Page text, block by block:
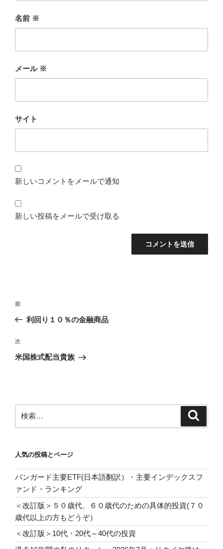
名前 ※
メール ※
サイト
新しいコメントをメールで通知
新しい投稿をメールで受け取る
投
ビ
ゲ
ン
前
の
稿
前
利回り１０％の金融商品
次
の
次
米国株式配当貴族
索:
人気の投稿とページ
バンガード主要ETF(日本語翻訳）・主要インデックスフ
ァンド・ランキング
＜改訂版＞５０歳代、６０歳代のための具体的投資(７０
歳代以上の方もどうぞ）
＜改訂版＞10代・20代～40代の投資